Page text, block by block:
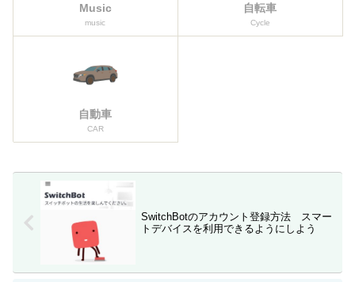
Music
music
自転車
Cycle
自動車
CAR
SwitchBotのアカウント登録方法 スマー
トデバイスを利用できるようにしよう